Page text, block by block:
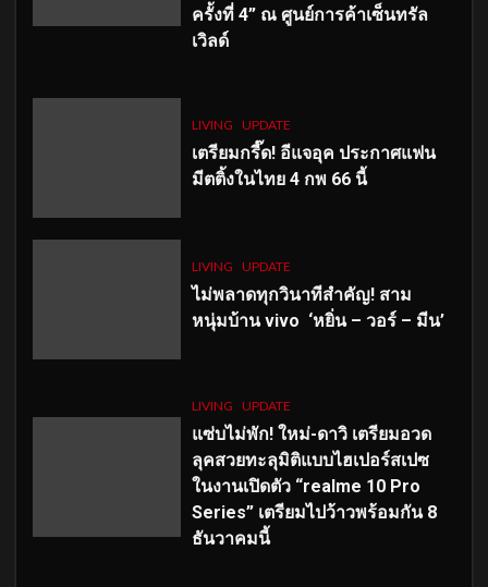
ครั้งที่ 4” ณ ศูนย์การค้าเซ็นทรัล
เวิลด์
LIVING UPDATE
เตรียมกรี๊ด! อีแจอุค ประกาศแฟน
มีตติ้งในไทย 4 กพ 66 นี้
LIVING UPDATE
ไม่พลาดทุกวินาทีสำคัญ! สาม
หนุ่มบ้าน vivo ‘หยิ่น – วอร์ – มีน’
LIVING UPDATE
แซ่บไม่พัก! ใหม่-ดาวิ เตรียมอวด
ลุคสวยทะลุมิติแบบไฮเปอร์สเปซ
ในงานเปิดตัว “realme 10 Pro
Series” เตรียมไปว้าวพร้อมกัน 8
ธันวาคมนี้